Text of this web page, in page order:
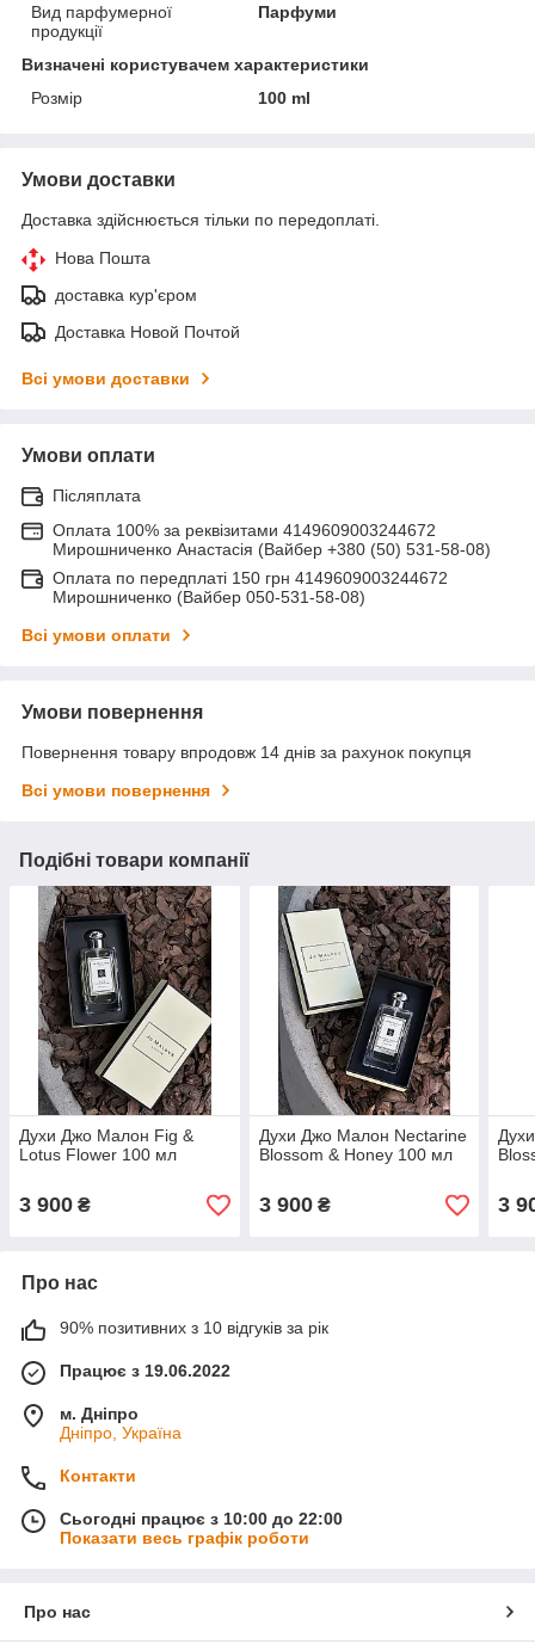
Вид парфумерної
продукції
Парфуми
Визначені користувачем характеристики
Розмір
100 ml
Умови доставки
Доставка здійснюється тільки по передоплаті.
Нова Пошта
доставка кур'єром
Доставка Новой Почтой
Всі умови доставки
Умови оплати
Післяплата
Оплата 100% за реквізитами 4149609003244672
Мирошниченко Анастасія (Вайбер +380 (50) 531-58-08)
Оплата по передплаті 150 грн 4149609003244672
Мирошниченко (Вайбер 050-531-58-08)
Всі умови оплати
Умови повернення
Повернення товару впродовж 14 днів за рахунок покупця
Всі умови повернення
Подібні товари компанії
Духи Джо Малон Fig &
Lotus Flower 100 мл
3 900 ₴
Духи Джо Малон Nectarine
Blossom & Honey 100 мл
3 900₴ 3
Про нас
90% позитивних з 10 відгуків за рік
Працює з 19.06.2022
м. Дніпро
Дніпро, Україна
Контакти
Сьогодні працює з 10:00 до 22:00
Показати весь графік роботи
Про нас